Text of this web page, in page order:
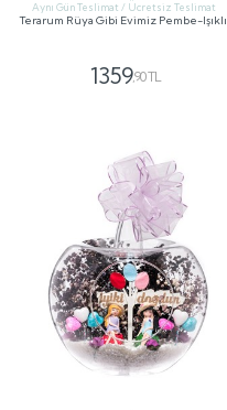
Aynı Gün Teslimat / Ücretsiz Teslimat
Terarum Rüya Gibi Evimiz Pembe-Işıklı
1359,90 TL